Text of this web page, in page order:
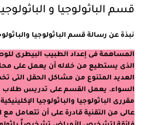
قسم الباثولوجيا و
نبذة عن رسالة قسم الباثولوجيا
المساهمة فى إعداد الطبيب البيطرى
الذى يستطيع من خلاله أن يعمل على
العديد المتنوع من مشاكل الحقل التى
السواء. يعمل القسم على تدريس طلاب
مقررى الباثولوجيا والباثولوجيا
عالى من التقنية قادرة على أن تتعامل